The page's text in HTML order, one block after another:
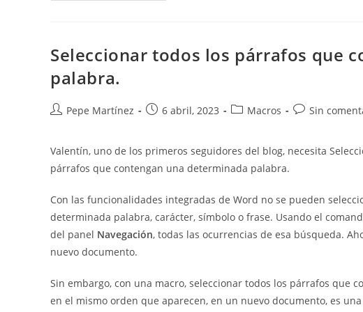
PDF
Seleccionar todos los párrafos que
palabra.
Autor
entrada:
Pepe Martínez
Publicación
entrada:
6 abril, 2023
Categoría
entrada:
Macros
Comentarios
entrada:
Sin
Valentín, uno de los primeros seguidores del blog, necesita
párrafos que contengan una determinada palabra.
Con las funcionalidades integradas de Word no se pueden
determinada palabra, carácter, símbolo o frase. Usando el
del panel Navegación, todas las ocurrencias de esa búsqueda.
nuevo documento.
Sin embargo, con una macro, seleccionar todos los párrafos que
en el mismo orden que aparecen, en un nuevo documento, es